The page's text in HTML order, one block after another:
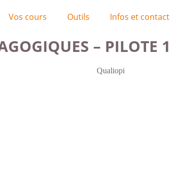
Vos cours Outils Infos et contact
– PILOTE 1